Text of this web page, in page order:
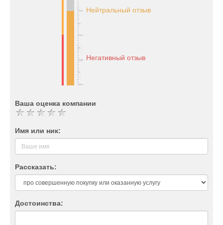
Нейтральный отзыв
Негативный отзыв
Ваша оценка компании
Имя или ник:
Рассказать:
Достоинства: